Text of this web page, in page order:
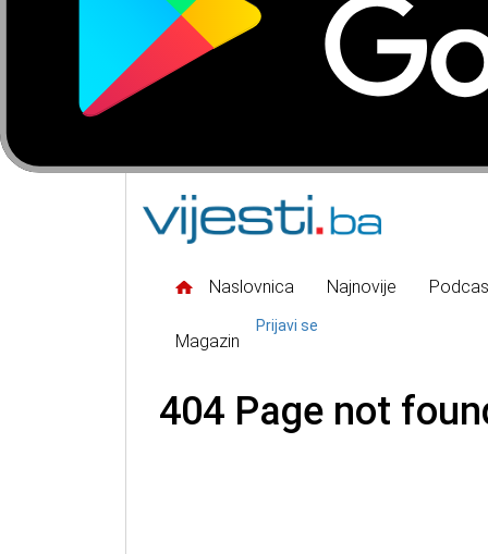
Naslovnica Najnovije
Magazin
Prijavi se
404 Page not